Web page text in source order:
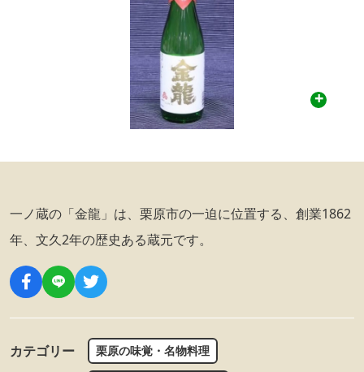
一ノ蔵の「金龍」は、栗原市の一迫に位置する、創業1862
年、文久2年の歴史ある蔵元です。
カテゴリー 栗原の味覚・名物料理